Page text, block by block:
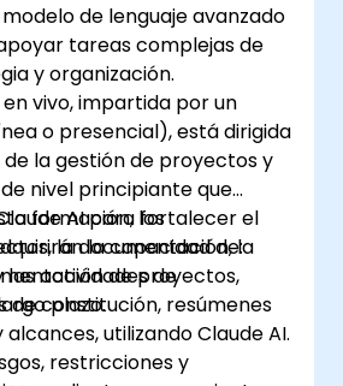
modelo de lenguaje avanzado
tareas complejas de
y organización.
vivo, impartida por un
o presencial), está dirigida
la gestión de proyectos y
nivel principiante que
AI para fortalecer el
la documentación, la
actividades de
plazo.
formación, los
la capacidad de:
de proyectos,
de constitución, resúmenes
utilizando Claude AI.
restricciones y